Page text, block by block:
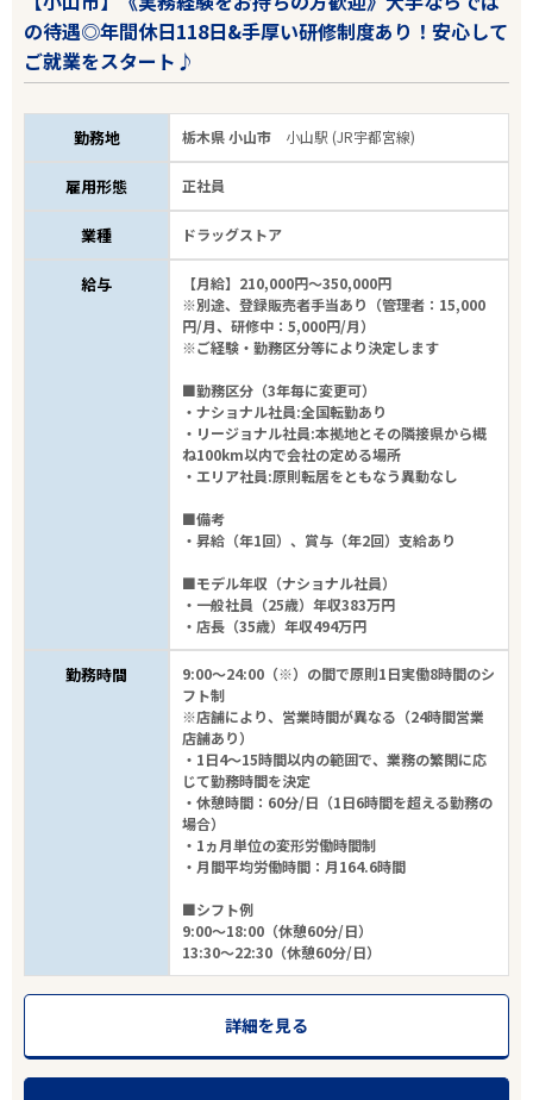
の待遇◎年間休日118日&手厚い研修制度あり！安心して
ご就業をスタート♪
勤務地 栃木県 小山市 小山駅 (JR宇都宮線)
雇用形態 正社員
業種 ドラッグストア
給与
【月給】210,000円～350,000円
※別途、登録販売者手当あり（管理者：15,000
円/月、研修中：5,000円/月）
※ご経験・勤務区分等により決定します
■勤務区分（3年毎に変更可）
・ナショナル社員:全国転勤あり
・リージョナル社員:本拠地とその隣接県から概
ね100km以内で会社の定める場所
・エリア社員:原則転居をともなう異動なし
■備考
・昇給（年1回）、賞与（年2回）支給あり
■モデル年収（ナショナル社員）
・一般社員（25歳）年収383万円
・店長（35歳）年収494万円
勤務時間
9:00～24:00（※）の間で原則1日実働8時間のシ
フト制
※店舗により、営業時間が異なる（24時間営業
店舗あり）
・1日4～15時間以内の範囲で、業務の繁閑に応
じて勤務時間を決定
・休憩時間：60分/日（1日6時間を超える勤務の
場合）
・1ヵ月単位の変形労働時間制
・月間平均労働時間：月164.6時間
■シフト例
9:00～18:00（休憩60分/日）
13:30～22:30（休憩60分/日）
詳細を見る